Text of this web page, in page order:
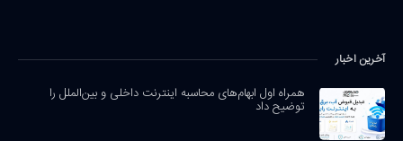
آخرین اخبار
همراه اول ابهام‌های محاسبه اینترنت داخلی و بین‌الملل را
توضیح داد